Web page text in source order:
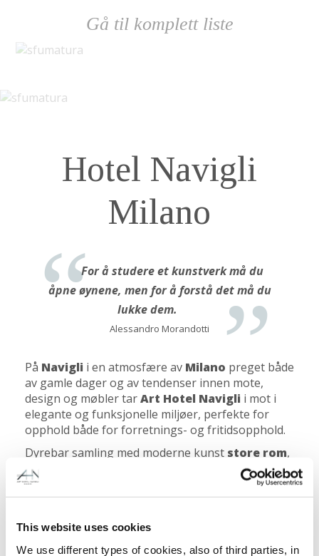
This website uses cookies
We use different types of cookies, also of third parties, in
Gå til komplett liste
Hotel Navigli
Milano
For å studere et kunstverk må du
åpne øynene, men for å forstå det må du
lukke dem.
Alessandro Morandotti
På Navigli i en atmosfære av Milano preget både
av gamle dager og av tendenser innen mote,
design og møbler tarArt Hotel Navigli i mot i
elegante og funksjonelle miljøer, perfekte for
opphold både for forretnings- og fritidsopphold.
Dyrebar samling med moderne kunst store rom,
beliggenhet i hjertet av Navigli, like ved
via
Tortona
undergrunnsholdeplassenPorta Genova, er
Navigli nyter godt av.